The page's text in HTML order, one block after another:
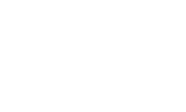
ein Nachfolgemodell, sofern die